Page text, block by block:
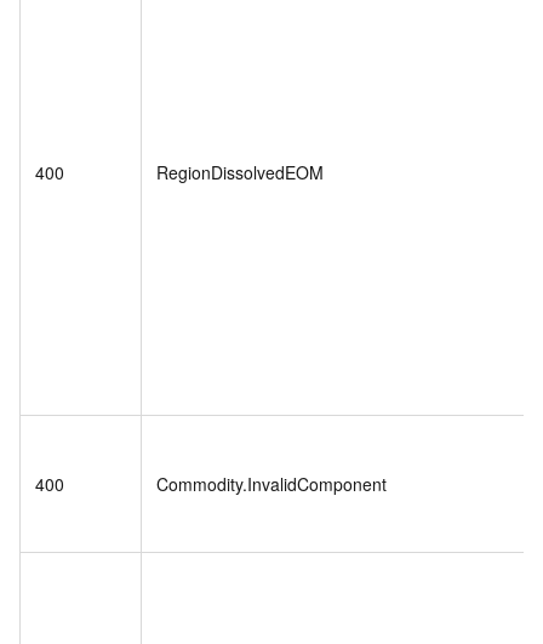
400 RegionDissolvedEOM
400 Commodity.InvalidComponent